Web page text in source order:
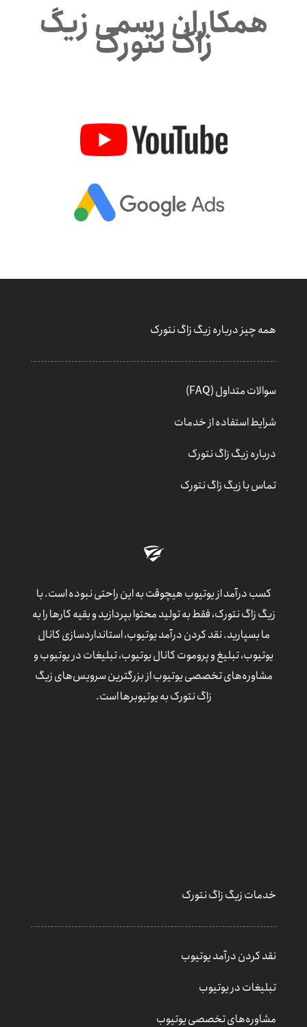
همکاران رسمی زیگ
زاگ نتورک
خدمات زیگ زاگ نتورک
نقد کردن درآمد یوتیوب
تبلیغات در یوتیوب
مشاوره‌های تخصصی یوتیوب
همه چیز درباره زیگ زاگ نتورک
سوالات متداول (FAQ)
شرایط استفاده از خدمات
درباره زیگ زاگ نتورک
تماس با زیگ زاگ نتورک
کسب درآمد از یوتیوب هیچوقت به این راحتی نبوده است. با
زیگ زاگ نتورک، فقط به تولید محتوا بپردازید و بقیه کارها را به
ما بسپارید. نقد کردن درآمد یوتیوب، استانداردسازی کانال
یوتیوب، تبلیغ و پروموت کانال یوتیوب، تبلیغات در یوتیوب و
مشاوره‌های تخصصی یوتیوب از بزرگترین سرویس‌های زیگ
زاگ نتورک به یوتیوبرها است.